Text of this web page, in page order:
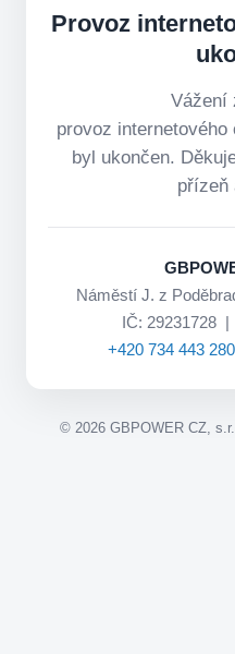
Provoz
Vážení
provoz internetového
byl ukončen.
přízeň
Náměstí J. z
IČ: 29231728
+420 734 443 280
© 2026GBPOWER CZ,